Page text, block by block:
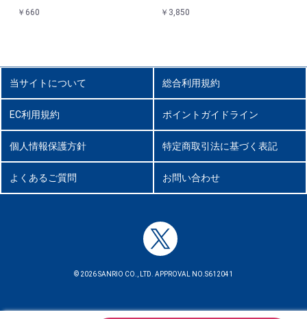
￥660 ￥3,850
当サイトについて 総合利用規約
EC利用規約 ポイントガイドライン
個人情報保護方針 特定商取引法に基づく表記
よくあるご質問 お問い合わせ
© 2026 SANRIO CO., LTD. APPROVAL NO.S612041